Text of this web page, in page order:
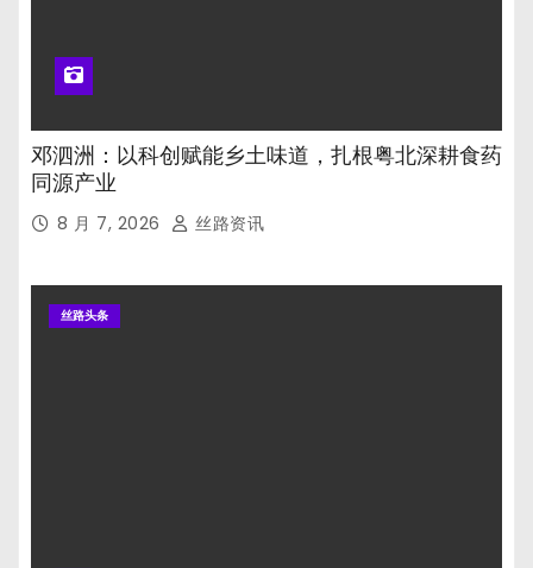
邓泗洲：以科创赋能乡土味道，扎根粤北深耕食药
同源产业
8 月 7, 2026 丝路资讯
丝路头条